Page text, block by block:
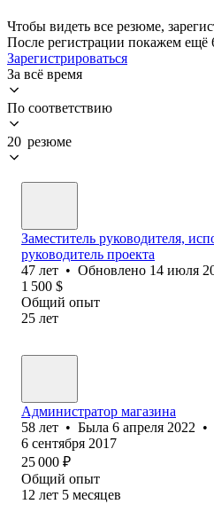
Чтобы видеть все резюме,
После регистрации покажем ещё
Зарегистрироваться
За всё время
По соответствию
20 резюме
Заместитель руководителя,
руководитель проекта
47 лет • Обновлено 14 июля
1 500 $
Общий опыт
25 лет
Администратор магазина
58 лет • Была 6 апреля 2022 •
6 сентября 2017
25 000 ₽
Общий опыт
12 лет 5 месяцев